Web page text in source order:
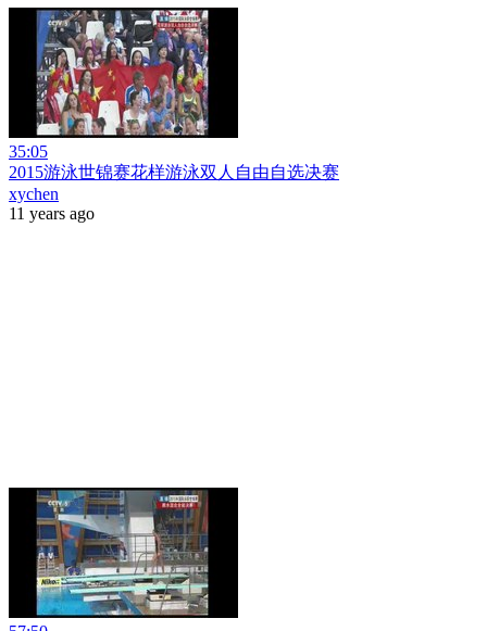
35:05
2015游泳世锦赛花样游泳双人自由自选决赛
xychen
11 years ago